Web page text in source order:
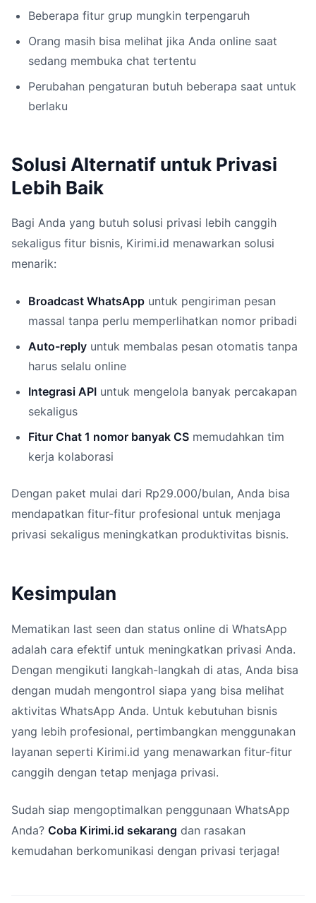
Beberapa fitur grup mungkin terpengaruh
Orang masih bisa melihat jika Anda online saat
sedang membuka chat tertentu
Perubahan pengaturan butuh beberapa saat untuk
berlaku
Solusi Alternatif untuk Privasi
Lebih Baik
Bagi Anda yang butuh solusi privasi lebih canggih
sekaligus fitur bisnis, Kirimi.id menawarkan solusi
menarik:
Broadcast WhatsApp untuk pengiriman pesan
massal tanpa perlu memperlihatkan nomor pribadi
Auto-reply untuk membalas pesan otomatis tanpa
harus selalu online
Integrasi API untuk mengelola banyak percakapan
sekaligus
Fitur Chat 1 nomor banyak CS memudahkan tim
kerja kolaborasi
Dengan paket mulai dari Rp29.000/bulan, Anda bisa
mendapatkan fitur-fitur profesional untuk menjaga
privasi sekaligus meningkatkan produktivitas bisnis.
Kesimpulan
Mematikan last seen dan status online di WhatsApp
adalah cara efektif untuk meningkatkan privasi Anda.
Dengan mengikuti langkah-langkah di atas, Anda bisa
dengan mudah mengontrol siapa yang bisa melihat
aktivitas WhatsApp Anda. Untuk kebutuhan bisnis
yang lebih profesional, pertimbangkan menggunakan
layanan seperti Kirimi.id yang menawarkan fitur-fitur
canggih dengan tetap menjaga privasi.
Sudah siap mengoptimalkan penggunaan WhatsApp
Anda? Coba Kirimi.id sekarang dan rasakan
kemudahan berkomunikasi dengan privasi terjaga!